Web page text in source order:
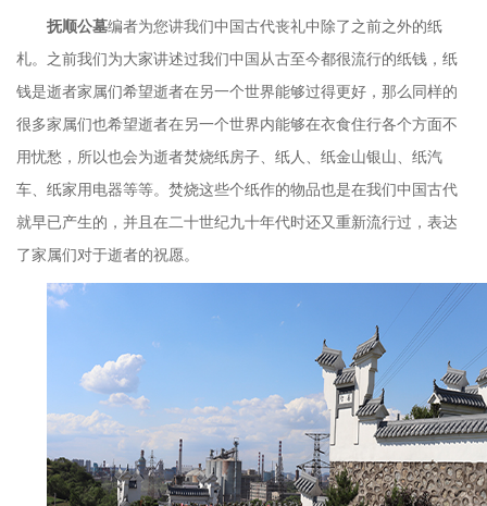
抚顺公墓编者为您讲我们中国古代丧礼中除了之前之外的纸
札。之前我们为大家讲述过我们中国从古至今都很流行的纸钱，纸
钱是逝者家属们希望逝者在另一个世界能够过得更好，那么同样的
很多家属们也希望逝者在另一个世界内能够在衣食住行各个方面不
用忧愁，所以也会为逝者焚烧纸房子、纸人、纸金山银山、纸汽
车、纸家用电器等等。焚烧这些个纸作的物品也是在我们中国古代
就早已产生的，并且在二十世纪九十年代时还又重新流行过，表达
了家属们对于逝者的祝愿。